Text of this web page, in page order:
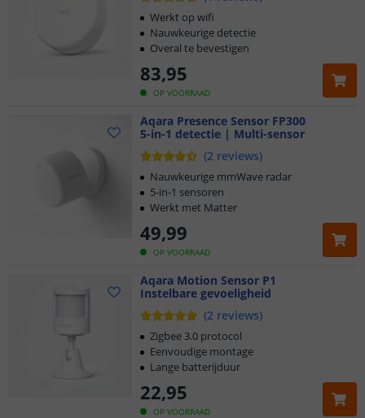
OP VOORRAAD
83,95
Werkt op wifi
Nauwkeurige detectie
Overal te bevestigen
Aqara Presence Sensor FP300
5-in-1 detectie | Multi-sensor
(2 reviews)
OP VOORRAAD
49,99
Nauwkeurige mmWave radar
5-in-1 sensoren
Werkt met Matter
Aqara Motion Sensor P1
Instelbare gevoeligheid
(2 reviews)
OP VOORRAAD
22,95
Zigbee 3.0 protocol
Eenvoudige montage
Lange batterijduur